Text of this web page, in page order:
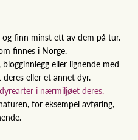
finn minst ett av dem på tur.
finnes i Norge.
blogginnlegg eller lignende med
eller et annet dyr.
i nærmiljøet deres.
for eksempel avføring,